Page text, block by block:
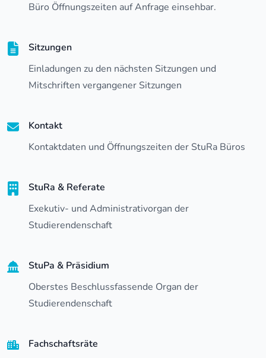
Büro Öffnungszeiten auf Anfrage einsehbar.
Sitzungen
Einladungen zu den nächsten Sitzungen und
Mitschriften vergangener Sitzungen
Kontakt
Kontaktdaten und Öffnungszeiten der StuRa Büros
StuRa & Referate
Exekutiv- und Administrativorgan der
Studierendenschaft
StuPa & Präsidium
Oberstes Beschlussfassende Organ der
Studierendenschaft
Fachschaftsräte